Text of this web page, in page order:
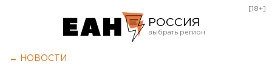
РОССИЯ
[18+]
← НОВОСТИ